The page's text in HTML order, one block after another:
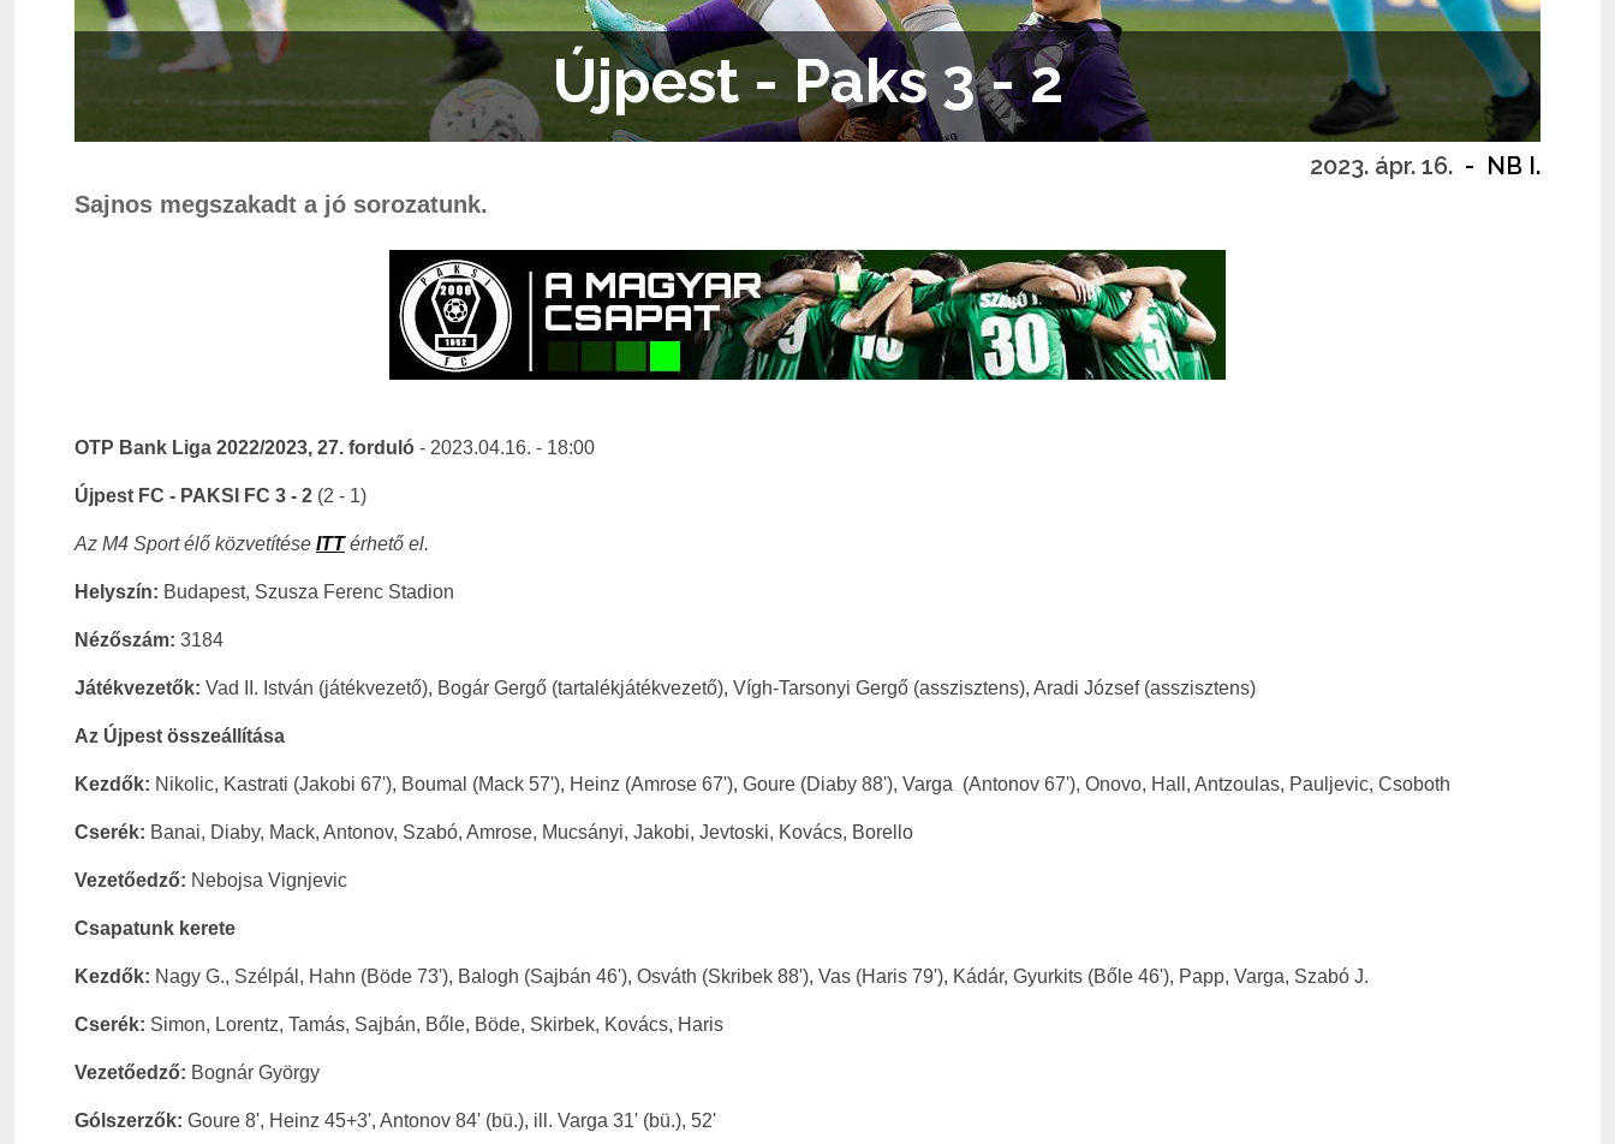
Újpest - Paks 3 - 2
2023. ápr. 16. - NB I.
Sajnos megszakadt a jó sorozatunk.
OTP Bank Liga 2022/2023, 27. forduló - 2023.04.16. - 18:00
Újpest FC - PAKSI FC 3 - 2 (2 - 1)
Az M4 Sport élő közvetítése ITT érhető el.
Helyszín: Budapest, Szusza Ferenc Stadion
Nézőszám: 3184
Játékvezetők: Vad II. István (játékvezető), Bogár Gergő (tartalékjátékvezető), Vígh-Tarsonyi Gergő (asszisztens), Aradi József (asszisztens)
Az Újpest összeállítása
Kezdők: Nikolic, Kastrati (Jakobi 67'), Boumal (Mack 57'), Heinz (Amrose 67'), Goure (Diaby 88'), Varga (Antonov 67'), Onovo, Hall, Antzoulas, Pauljevic, Csoboth
Cserék: Banai, Diaby, Mack, Antonov, Szabó, Amrose, Mucsányi, Jakobi, Jevtoski, Kovács, Borello
Vezetőedző: Nebojsa Vignjevic
Csapatunk kerete
Kezdők: Nagy G., Szélpál, Hahn (Böde 73'), Balogh (Sajbán 46'), Osváth (Skribek 88'), Vas (Haris 79'), Kádár, Gyurkits (Bőle 46'), Papp, Varga, Szabó J.
Cserék: Simon, Lorentz, Tamás, Sajbán, Bőle, Böde, Skirbek, Kovács, Haris
Vezetőedző: Bognár György
Gólszerzők: Goure 8', Heinz 45+3', Antonov 84' (bü.), ill. Varga 31' (bü.), 52'